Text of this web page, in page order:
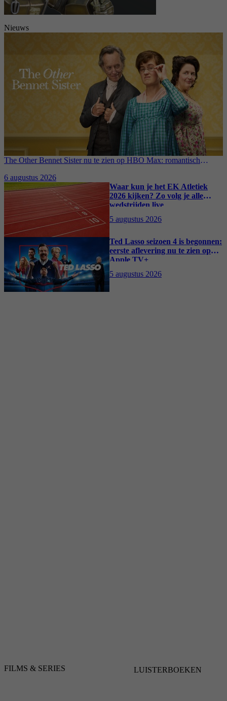
Nieuws
The Other Bennet Sister nu te zien op HBO Max: romantisch
6 augustus 2026
Waar kun je het EK Atletiek
2026 kijken? Zo volg je alle
wedstrijden live
5 augustus 2026
Ted Lasso seizoen 4 is begonnen:
eerste aflevering nu te zien op
Apple TV+
5 augustus 2026
FILMS & SERIES LUISTERBOEKEN